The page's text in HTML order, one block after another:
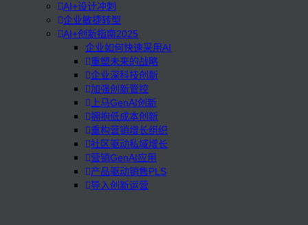
AI+设计冲刺
企业敏捷转型
AI+创新指南2025
企业如何快速采用AI
重塑未来的战略
企业深科技创新
加强创新管控
上马GenAI创新
拥抱低成本创新
重构营销增长组织
社区驱动私域增长
营销GenAI应用
产品驱动销售PLS
导入创新运营